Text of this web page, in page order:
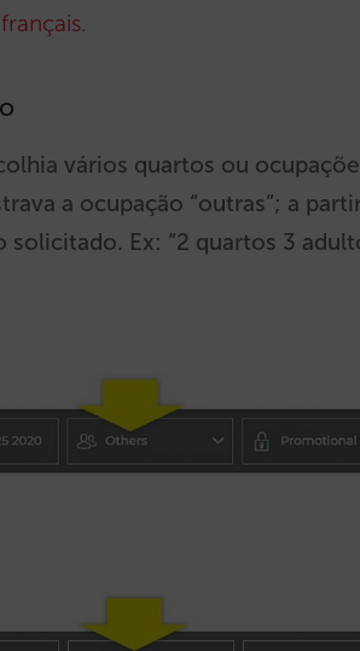
.
vários quartos ou
a ocupação “outras”; a
Ex: “2 quartos 3